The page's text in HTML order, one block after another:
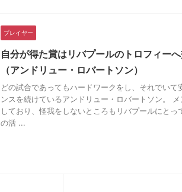
プレイヤー
自分が得た賞はリバプールのトロフィー
（アンドリュー・ロバートソン）
どの試合であってもハードワークをし、それでいて
ンスを続けているアンドリュー・ロバートソン。
しており、怪我をしないところもリバプールにとっ
の活 ...